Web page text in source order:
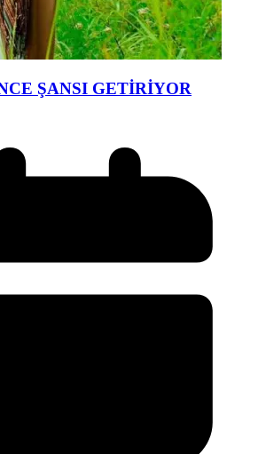
ŞANSI GETİRİYOR